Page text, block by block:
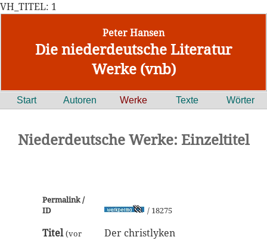
VH_TITEL: 1
Peter Hansen
Die niederdeutsche Literatur
Werke (vnb)
Start Autoren Werke Texte Wörter
Niederdeutsche Werke: Einzeltitel
Permalink /
ID
/ 18275
Titel (vor
Der christlyken